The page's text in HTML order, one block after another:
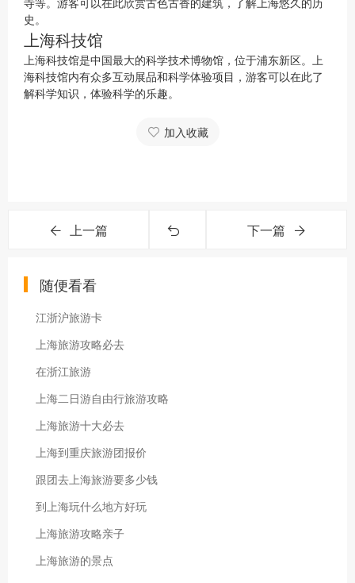
史。
上海科技馆
上海科技馆是中国最大的科学技术博物馆，位于浦东新区。上
海科技馆内有众多互动展品和科学体验项目，游客可以在此了
解科学知识，体验科学的乐趣。
加入收藏
上一篇 下一篇
随便看看
江浙沪旅游卡
上海旅游攻略必去
在浙江旅游
上海二日游自由行旅游攻略
上海旅游十大必去
上海到重庆旅游团报价
跟团去上海旅游要多少钱
到上海玩什么地方好玩
上海旅游攻略亲子
上海旅游的景点